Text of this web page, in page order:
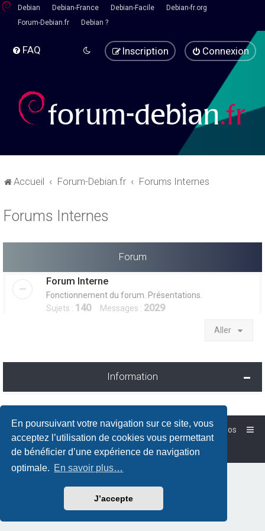
En poursuivant votre navigation sur ce site, vous
acceptez l’utilisation de cookies vous permettant
de bénéficier d’une expérience de navigation
optimale. En savoir plus…
J’accepte
Debian Debian-France Debian-Facile
Debian-fr.org
Forum-Debian.fr
Debian ?
FAQ Connexion
Inscription
Accueil Forum-Debian.fr Forums Internes
Forums Internes
Forum
Forum Interne
Fonctionnement du forum. Présentations.
Sujets : 140Messages : 2029
Aller
Information
Accueil Forum-Debian.fr
À propos
Powered by phpBB™
Traduction française officielle©Qiaeru